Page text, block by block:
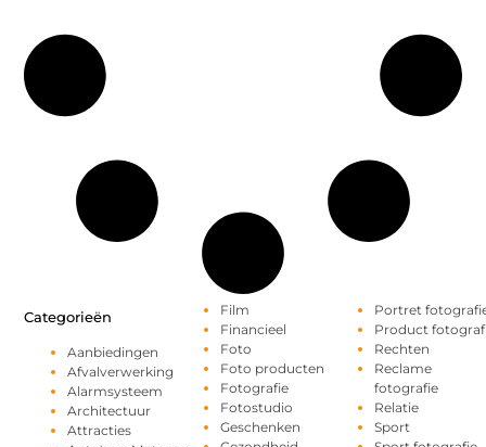
Categorieën
Aanbiedingen
Afvalverwerking
Alarmsysteem
Architectuur
Attracties
Film
Financieel
Foto
Foto producten
Fotografie
Fotostudio
Geschenken
Portret
Product
Rechten
Reclame
fotografie
Relatie
Sport